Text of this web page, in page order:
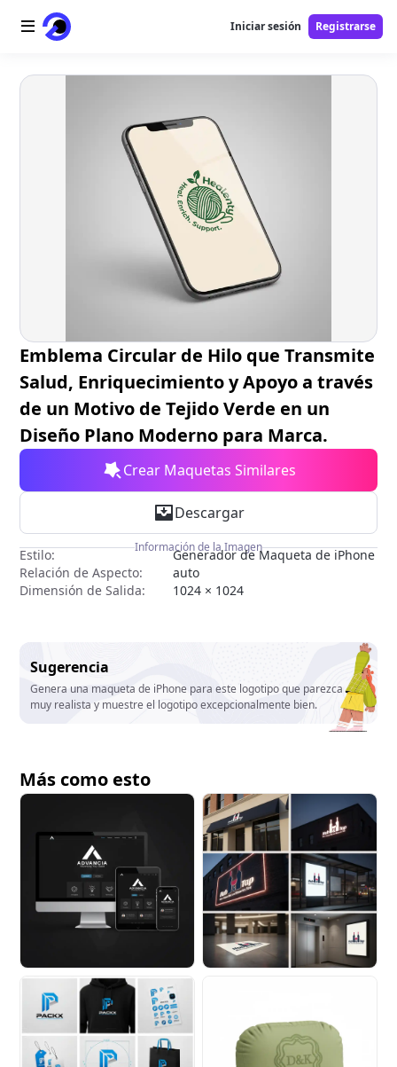
Inicio
Herramientas gratuitas
Iniciar sesión Registrarse
Emblema Circular de Hilo que Transmite
Salud, Enriquecimiento y Apoyo a través
de un Motivo de Tejido Verde en un
Diseño Plano Moderno para Marca.
Crear Maquetas Similares
Descargar
Información de la Imagen
Estilo:
Generador de Maqueta de iPhone
Relación de Aspecto:
auto
Dimensión de Salida:
1024 × 1024
Sugerencia
Genera una maqueta de iPhone para este logotipo que parezca
muy realista y muestre el logotipo excepcionalmente bien.
Más como esto